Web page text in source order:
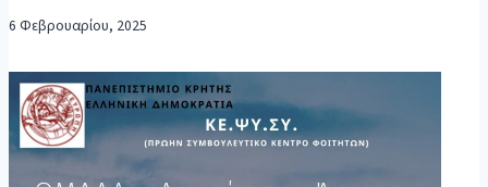
6 Φεβρουαρίου, 2025